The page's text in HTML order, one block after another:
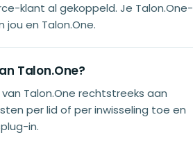
klant al gekoppeld. Je Talon.One-
en Talon.One.
Talon.One?
Talon.One rechtstreeks aan
per lid of per inwisseling toe en
in.